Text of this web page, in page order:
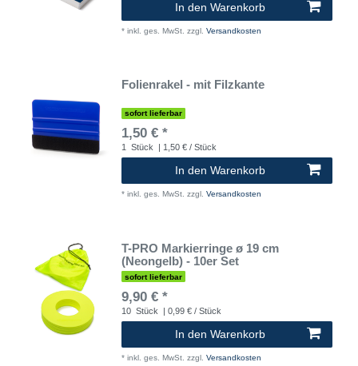
In den Warenkorb
* inkl. ges. MwSt. zzgl. Versandkosten
Folienrakel - mit Filzkante
sofort lieferbar
1,50 € *
1 Stück | 1,50 € / Stück
In den Warenkorb
* inkl. ges. MwSt. zzgl. Versandkosten
T-PRO Markierringe ø 19 cm
(Neongelb) - 10er Set
sofort lieferbar
9,90 € *
10 Stück | 0,99 € / Stück
In den Warenkorb
* inkl. ges. MwSt. zzgl. Versandkosten